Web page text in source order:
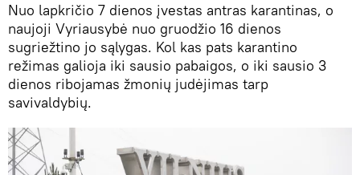
Nuo lapkričio 7 dienos įvestas antras karantinas, o
naujoji Vyriausybė nuo gruodžio 16 dienos
sugriežtino jo sąlygas. Kol kas pats karantino
režimas galioja iki sausio pabaigos, o iki sausio 3
dienos ribojamas žmonių judėjimas tarp
savivaldybių.